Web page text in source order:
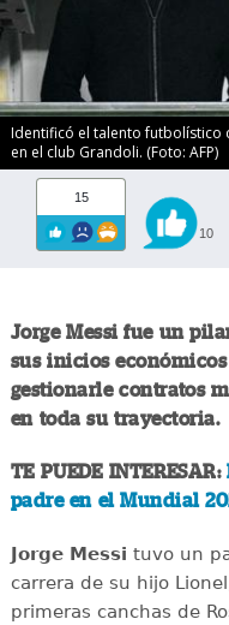
Identificó el talento futbolístico
en el club Grandoli. (Foto: AFP)
15
10
Jorge Messi fue un
sus inicios
gestionarle contratos
en toda su trayectoria.
TE PUEDE INTERESAR:
padre en el Mundial
Jorge Messi tuvo un
carrera de su hijo
primeras canchas de